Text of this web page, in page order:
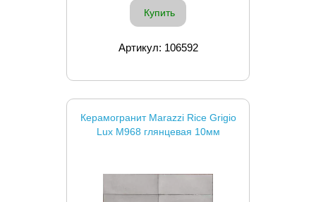
Купить
Артикул: 106592
Керамогранит Marazzi Rice Grigio
Lux M968 глянцевая 10мм